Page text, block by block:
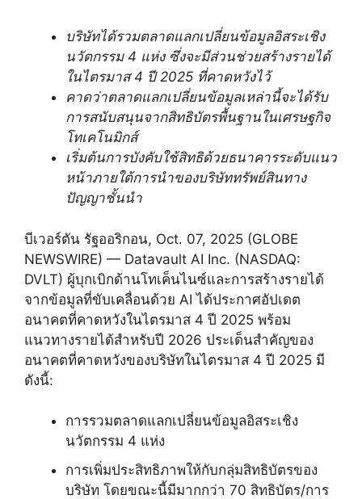
บริษัทได้รวมตลาดแลกเปลี่ยนข้อมูลอิสระเชิง
นวัตกรรม 4 แห่ง ซึ่งจะมีส่วนช่วยสร้างรายได้
ในไตรมาส 4 ปี 2025 ที่คาดหวังไว้
คาดว่าตลาดแลกเปลี่ยนข้อมูลเหล่านี้จะได้รับ
การสนับสนุนจากสิทธิบัตรพื้นฐานในเศรษฐกิจ
โทเคโนมิกส์
เริ่มต้นการบังคับใช้สิทธิด้วยธนาคารระดับแนว
หน้าภายใต้การนำของบริษัททรัพย์สินทาง
ปัญญาชั้นนำ
บีเวอร์ตัน รัฐออริกอน, Oct. 07, 2025 (GLOBE
NEWSWIRE) — Datavault AI Inc. (NASDAQ:
DVLT) ผู้บุกเบิกด้านโทเค็นไนซ์และการสร้างรายได้
จากข้อมูลที่ขับเคลื่อนด้วย AI ได้ประกาศอัปเดต
อนาคตที่คาดหวังในไตรมาส 4 ปี 2025 พร้อม
แนวทางรายได้สำหรับปี 2026 ประเด็นสำคัญของ
อนาคตที่คาดหวังของบริษัทในไตรมาส 4 ปี 2025 มี
ดังนี้:
การรวมตลาดแลกเปลี่ยนข้อมูลอิสระเชิง
นวัตกรรม 4 แห่ง
การเพิ่มประสิทธิภาพให้กับกลุ่มสิทธิบัตรของ
บริษัท โดยขณะนี้มีมากกว่า 70 สิทธิบัตร/การ